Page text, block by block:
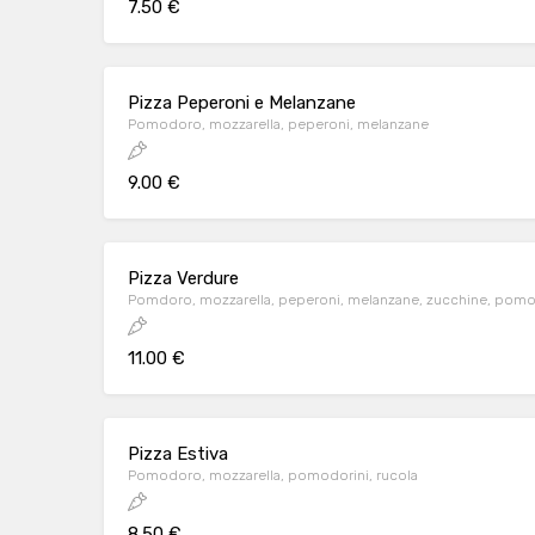
7.50 €
Pizza Peperoni e Melanzane
Pomodoro, mozzarella, peperoni, melanzane
9.00 €
Pizza Verdure
Pomdoro, mozzarella, peperoni, melanzane, zucchine,
11.00 €
Pizza Estiva
Pomodoro, mozzarella, pomodorini, rucola